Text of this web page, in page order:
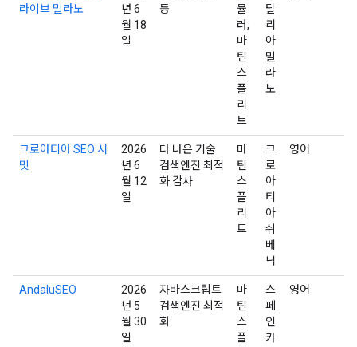
라이브 밀라노
년 6
월 18
일
등
뮬
러,
마
틴
스
플
리
트
탈
리
아
밀
라
노
크로아티아 SEO 서
밋
2026
년 6
월 12
일
더 나은 기술
검색엔진 최적
화 감사
마
틴
스
플
리
트
크
로
아
티
아
쉬
베
닉
영어
AndaluSEO
2026
년 5
월 30
일
자바스크립트
검색엔진 최적
화
마
틴
스
플
스
페
인
카
영어